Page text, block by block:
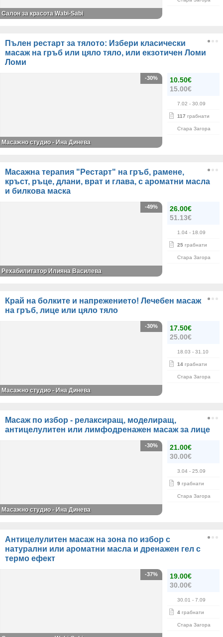
Салон за красота Wabi-Sabi
Пълен рестарт за тялото: Избери класически
масаж на гръб или цяло тяло, или екзотичен Ломи
Ломи
10.50€
15.00€
7.02 - 30.09
117 грабнати
Стара Загора
-30%
Масажно студио - Ина Динева
Масажна терапия "Рестарт" на гръб, рамене,
кръст, ръце, длани, врат и глава, с ароматни масла
и билкова маска
26.00€
51.13€
1.04 - 18.09
25 грабнати
Стара Загора
-49%
Рехабилитатор Илияна Василева
Край на болките и напрежението! Лечебен масаж
на гръб, лице или цяло тяло
17.50€
25.00€
18.03 - 31.10
14 грабнати
Стара Загора
-30%
Масажно студио - Ина Динева
Масаж по избор - релаксиращ, моделиращ,
антицелулитен или лимфодренажен масаж за лице
21.00€
30.00€
3.04 - 25.09
9 грабнати
Стара Загора
-30%
Масажно студио - Ина Динева
Антицелулитен масаж на зона по избор с
натурални или ароматни масла и дренажен гел с
термо ефект
19.00€
30.00€
30.01 - 7.09
4 грабнати
Стара Загора
-37%